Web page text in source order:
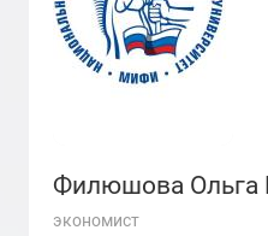
Филюшова Ольга
экономист